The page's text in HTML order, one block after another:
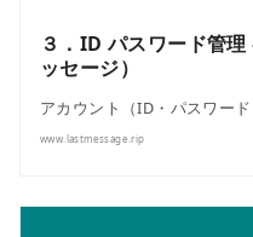
３．ID パスワード管
ッセージ）
アカウント（ID・パスワー
www.lastmessage.rip